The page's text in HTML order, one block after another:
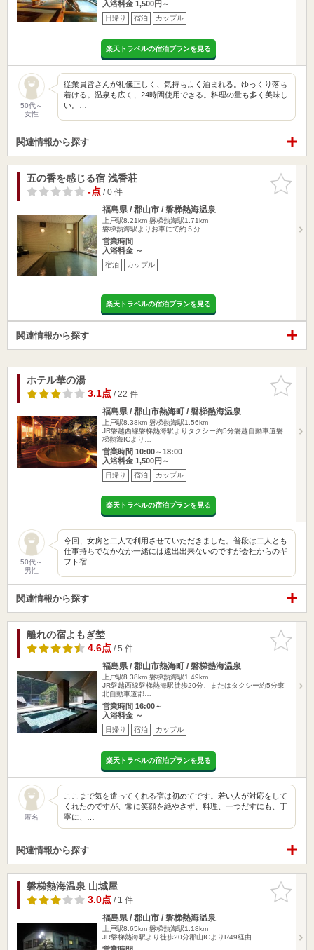
入浴料金 1,500円～
日帰り 宿泊 カップル
楽天トラベルの宿泊プランを見る
50代～
女性
従業員皆さんが礼儀正しく、気持ちよく泊まれる。ゆっくり落ち
着ける。温泉も広く、24時間使用できる。料理の量も多く美味し
い。…
関連情報から探す
お気に入
りに追加
五の香を感じる宿 浅香荘
-点/ 0 件
福島県 / 郡山市 / 磐梯熱海温泉
上戸駅8.21km 磐梯熱海駅1.71km
磐梯熱海駅よりお車にて約５分
営業時間
入浴料金 ～
宿泊 カップル
楽天トラベルの宿泊プランを見る
関連情報から探す
お気に入
りに追加
ホテル華の湯
3.1点/ 22 件
福島県 / 郡山市熱海町 / 磐梯熱海温泉
上戸駅8.38km 磐梯熱海駅1.56km
JR磐越西線磐梯熱海駅よりタクシー約5分磐越自動車道磐
梯熱海ICより…
営業時間 10:00～18:00
入浴料金 1,500円～
日帰り 宿泊 カップル
楽天トラベルの宿泊プランを見る
50代～
男性
今回、女房と二人で利用させていただきました。普段は二人とも
仕事持ちでなかなか一緒には遠出出来ないのですが会社からのギ
フト宿…
関連情報から探す
お気に入
りに追加
離れの宿よもぎ埜
4.6点/ 5 件
福島県 / 郡山市熱海町 / 磐梯熱海温泉
上戸駅8.38km 磐梯熱海駅1.49km
JR磐越西線磐梯熱海駅徒歩20分、またはタクシー約5分東
北自動車道郡…
営業時間 16:00～
入浴料金 ～
日帰り 宿泊 カップル
楽天トラベルの宿泊プランを見る
匿名
ここまで気を遣ってくれる宿は初めてです。若い人が対応をして
くれたのですが、常に笑顔を絶やさず、料理、一つだすにも、丁
寧に、…
関連情報から探す
お気に入
りに追加
磐梯熱海温泉 山城屋
3.0点/ 1 件
福島県 / 郡山市 / 磐梯熱海温泉
上戸駅8.65km 磐梯熱海駅1.18km
JR磐梯熱海駅より徒歩20分郡山ICよりR49経由